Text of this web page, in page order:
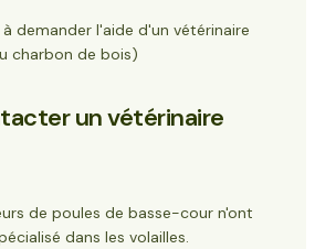
demander l'aide d'un vétérinaire
charbon de bois)
un vétérinaire
de poules de basse-cour n'ont
dans les volailles.